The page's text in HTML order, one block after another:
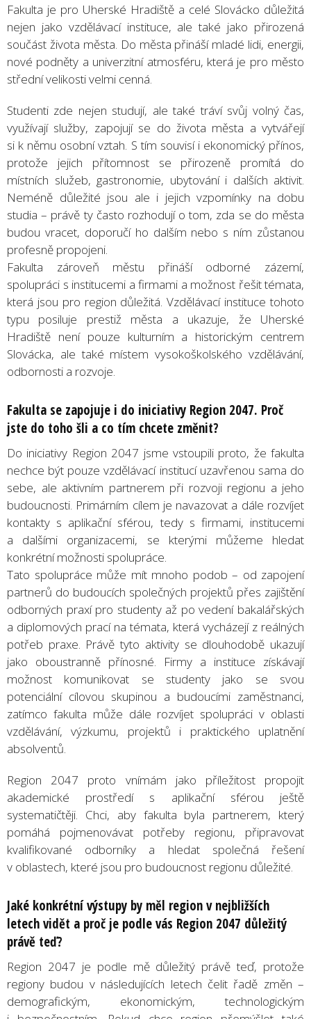
Fakulta je pro Uherské Hradiště a celé Slovácko důležitá
nejen jako vzdělávací instituce, ale také jako přirozená
součást života města. Do města přináší mladé lidi, energii,
nové podněty a univerzitní atmosféru, která je pro město
střední velikosti velmi cenná.
Studenti zde nejen studují, ale také tráví svůj volný čas,
využívají služby, zapojují se do života města a vytvářejí
si k němu osobní vztah. S tím souvisí i ekonomický přínos,
protože jejich přítomnost se přirozeně promítá do
místních služeb, gastronomie, ubytování i dalších aktivit.
Neméně důležité jsou ale i jejich vzpomínky na dobu
studia – právě ty často rozhodují o tom, zda se do města
budou vracet, doporučí ho dalším nebo s ním zůstanou
profesně propojeni.
Fakulta zároveň městu přináší odborné zázemí,
spolupráci s institucemi a firmami a možnost řešit témata,
která jsou pro region důležitá. Vzdělávací instituce tohoto
typu posiluje prestiž města a ukazuje, že Uherské
Hradiště není pouze kulturním a historickým centrem
Slovácka, ale také místem vysokoškolského vzdělávání,
odbornosti a rozvoje.
Fakulta se zapojuje i do iniciativy Region 2047. Proč
jste do toho šli a co tím chcete změnit?
Do iniciativy Region 2047 jsme vstoupili proto, že fakulta
nechce být pouze vzdělávací institucí uzavřenou sama do
sebe, ale aktivním partnerem při rozvoji regionu a jeho
budoucnosti. Primárním cílem je navazovat a dále rozvíjet
kontakty s aplikační sférou, tedy s firmami, institucemi
a dalšími organizacemi, se kterými můžeme hledat
konkrétní možnosti spolupráce.
Tato spolupráce může mít mnoho podob – od zapojení
partnerů do budoucích společných projektů přes zajištění
odborných praxí pro studenty až po vedení bakalářských
a diplomových prací na témata, která vycházejí z reálných
potřeb praxe. Právě tyto aktivity se dlouhodobě ukazují
jako oboustranně přínosné. Firmy a instituce získávají
možnost komunikovat se studenty jako se svou
potenciální cílovou skupinou a budoucími zaměstnanci,
zatímco fakulta může dále rozvíjet spolupráci v oblasti
vzdělávání, výzkumu, projektů i praktického uplatnění
absolventů.
Region 2047 proto vnímám jako příležitost propojit
akademické prostředí s aplikační sférou ještě
systematičtěji. Chci, aby fakulta byla partnerem, který
pomáhá pojmenovávat potřeby regionu, připravovat
kvalifikované odborníky a hledat společná řešení
v oblastech, které jsou pro budoucnost regionu důležité.
Jaké konkrétní výstupy by měl region v nejbližších
letech vidět a proč je podle vás Region 2047 důležitý
právě teď?
Region 2047 je podle mě důležitý právě teď, protože
regiony budou v následujících letech čelit řadě změn –
demografickým, ekonomickým, technologickým